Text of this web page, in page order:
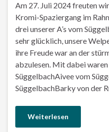
Am 27. Juli 2024 freuten
Kromi-Spaziergang im
drei unserer A’s vom
sehr glücklich, unsere
ihre Freude war an der
abzulesen. Mit dabei
SüggelbachAivee vom
SüggelbachBarky von der
Weiterlesen